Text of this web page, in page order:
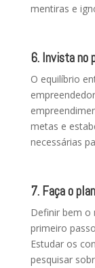
mentiras e
6. Invista no
O equilíbrio
metas e
necessárias
7. Faça o
Definir bem o
primeiro
Estudar os
pesquisar